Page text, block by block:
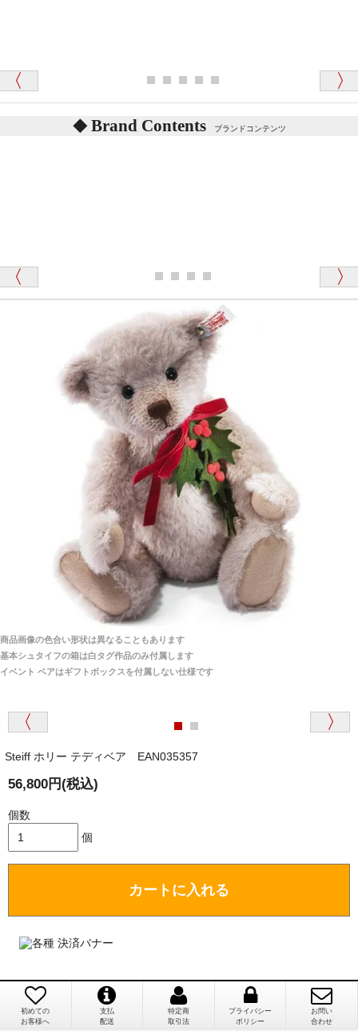
体をねかせたりおこしたりすると「グーグー」と鳴く
記載しておりますので、ぜひ探してみてください。
ディベアがいます。
「スクエーカー内蔵」と記載しておりますので、ぜひ
探してみてください。
シュタイフ社製品の実物を見ることはできますか？
当店はネット販売ですので実物をお見せすることが
できません。
海外からのお取り寄せと言うことですが、商品はきち
んと届きますか？
ご安心ください！商品は確実にお届けします。
商品は直接海外から届くのですか。受取の際、関税な
どはかかりますか？
商品は全て当店へ入荷させたのち欠品を行いお客様
宅へお届けします。
関税はすべて当店にて処理しますのでお客様のご負担
は一切ありません。
商品が届くまでにはどのくらいの期間がかかります
か？
国内で一度検品をしますので、決済確認後、２～４
週間でのお届けとなります。
（稀に、通関手続き等に時間がかかり、納期が遅れる
ます。）
注文のキャンセルは可能ですか？
お取り寄せ商品となっておりますため、仕入先へ発
個人情報の漏洩は大丈夫でしょうか？
「商品説明が細やかで丁寧であったことです」
「前に買ったことがあったお店でしたので」
千葉県 U・Y 様 （女性）
「ChatGPTを利用したところ「くまの小屋」さ
んを紹介され…」
埼玉県 S・W 様
「送られる際にメールなどで届けて頂きとても
安心感がありました」
大阪府 Y・W 様 （男性）
「取り扱っているNetショップで一番信用出来
兵庫県 A・K 様 （女性）
「ベアちゃんの紹介分が丁寧に書かれていたこ
き、対応に誠実さを感じました」
Brand Contents ブランドコンテンツ
商品画像の色合い形状は異なることもあります
基本シュタイフの箱は白タグ作品のみ付属します
イベント ベアはギフトボックスを付属しない仕様です
Steiff ホリー テディベア EAN035357
56,800円(税込)
個数
個
カートに入れる
初めての
お客様へ
支払
配送
特定商
取引法
プライバシー
ポリシー
お問い
合わせ